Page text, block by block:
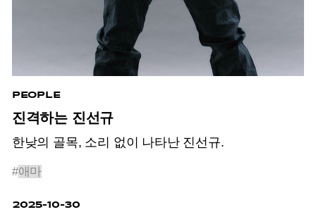
PEOPLE
진격하는 진선규
한낮의 골목, 소리 없이 나타난 진선규.
#애마
2025-10-30